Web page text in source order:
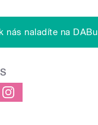
nás naladíte na DABu